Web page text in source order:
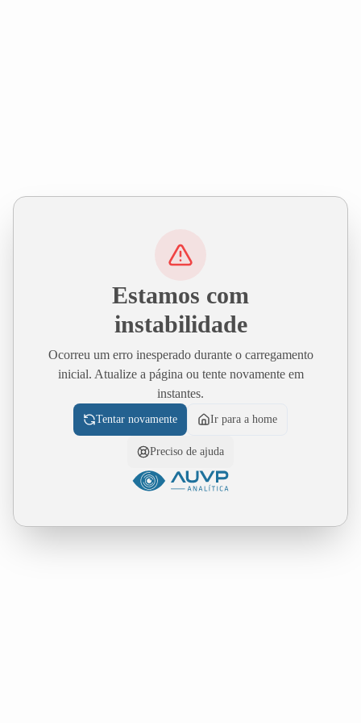
Estamos com
instabilidade
Ocorreu um erro inesperado durante o carregamento
inicial. Atualize a página ou tente novamente em
instantes.
Tentar novamente Ir para a home
Preciso de ajuda